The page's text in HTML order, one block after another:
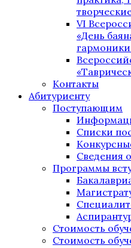
VI
«День
Контакты
Абитуриенту
Поступающим
Списки
Сведения
Программы
Стоимость
Стоимость